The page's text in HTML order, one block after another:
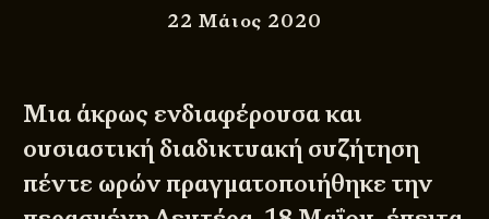
22 Μάιος 2020
Μια άκρως ενδιαφέρουσα και
ουσιαστική διαδικτυακή συζήτηση
πέντε ωρών πραγματοποιήθηκε την